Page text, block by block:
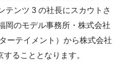
テンツ 3 の社長にスカウトさ
岡のモデル事務所・株式会社
ーテイメント）から株式会社
ることとなります。